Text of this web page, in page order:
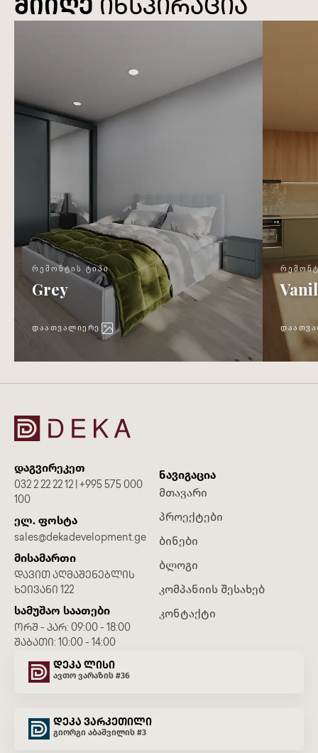
მიიღე ინსპირაცია
ᲠᲔᲛᲝᲜᲢᲘᲡ ᲢᲘᲞᲘ
Grey
ᲓᲐᲐᲗᲕᲐᲚᲘᲔᲠᲔ
დაგვირეკეთ
032 2 22 22 12 | +995 575 000
100
ელ. ფოსტა
sales@dekadevelopment.ge
მისამართი
ᲓᲐᲕᲘᲗ ᲐᲦᲛᲐᲨᲔᲜᲔᲑᲚᲘᲡ
ᲮᲔᲘᲕᲐᲜᲘ 122
სამუშაო საათები
ᲝᲠᲨ - ᲞᲐᲠ: 09:00 - 18:00
ᲨᲐᲑᲐᲗᲘ: 10:00 - 14:00
ნავიგაცია
მთავარი
პროექტები
ბინები
ბლოგი
კომპანიის შესახებ
კონტაქტი
დეკა ლისი
ავთო ვარაზის #36
დეკა ვარკეთილი
გიორგი აბაშვილის #3